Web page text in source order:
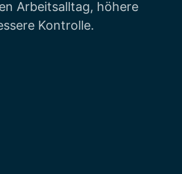
Arbeitsalltag, höhere
Kontrolle.